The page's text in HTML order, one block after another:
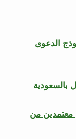
الدعوى
بالسعودية
افضل 6 محامين معتمدين من